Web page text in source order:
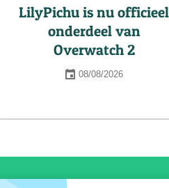
LilyPichu is nu officieel
onderdeel van
Overwatch 2
08/08/2026